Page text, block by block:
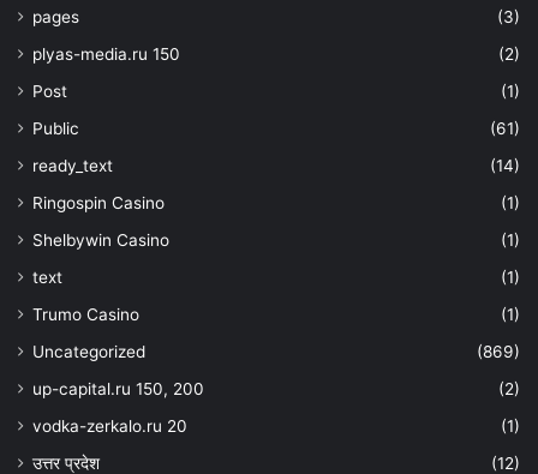
pages
(3)
plyas-media.ru 150
(2)
Post
(1)
Public
(61)
ready_text
(14)
Ringospin Casino
(1)
Shelbywin Casino
(1)
text
(1)
Trumo Casino
(1)
Uncategorized
(869)
up-capital.ru 150, 200
(2)
vodka-zerkalo.ru 20
(1)
उत्तर प्रदेश
(12)